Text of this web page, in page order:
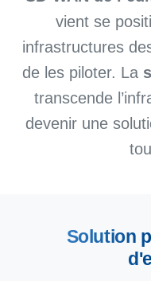
vient se
infrastructures
de les piloter. La
transcende
devenir une
Solution